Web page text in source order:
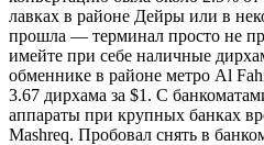
лавках в районе Дейры или в
прошла — терминал просто не
имейте при себе наличные
обменнике в районе метро Al
3.67 дирхама за $1. С
аппараты при крупных банках
Mashreq. Пробовал снять в